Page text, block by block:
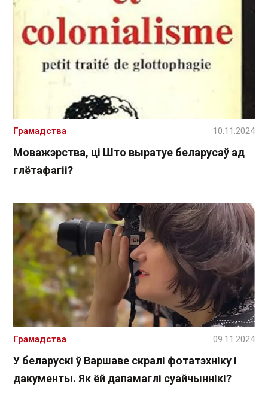
Моважэрства, ці Што выратуе беларусаў ад
глётафагіі?
Грамадства 10.11.2024
У беларускі ў Варшаве скралі фотатэхніку і
дакументы. Як ёй дапамаглі суайчыннікі?
Грамадства 09.11.2024